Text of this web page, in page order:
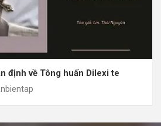
định về Tông huấn Dilexi te